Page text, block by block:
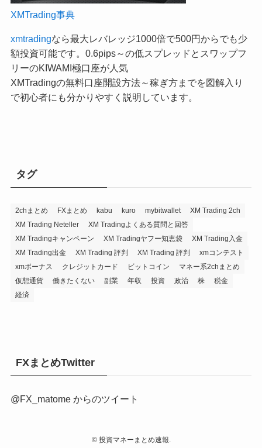
XMTrading事典
xmtradingなら最大レバレッジ1000倍で500円からでも少
額投資可能です。0.6pips～の低スプレッドとスワップフ
リーのKIWAMI極口座が人気
XMTradingの無料口座開設方法～稼ぎ方までを図解入り
で初心者にも分かりやすく説明しています。
タグ
2chまとめ FXまとめ kabu kuro mybitwallet
XM Trading 2ch
XM Trading Neteller
XM Tradingよくある質問と回答
XM Tradingキャンペーン
XM Tradingヤフー知恵袋
XM Trading入金
XM Trading出金
XM Trading 評判 XM Trading 評判
xmコンテスト
xmボーナス
クレジットカード ビットコイン
マネー系2chまとめ
仮想通貨
働きたくない 副業 年収 投資 政治 株
税金
経済
FXまとめTwitter
@FX_matome からのツイート
©投資マネーまとめ速報.